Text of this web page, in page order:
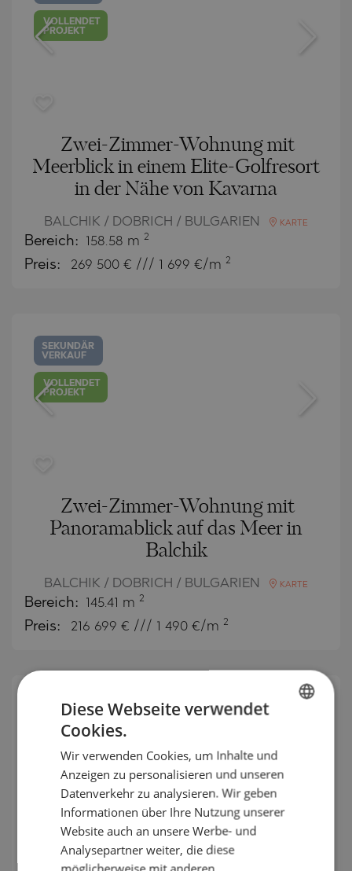
VOLLENDET
PROJEKT
Zwei-Zimmer-Wohnung mit
Meerblick in einem Elite-Golfresort
in der Nähe von Kavarna
BALCHIK / DOBRICH / BULGARIEN KARTE
Bereich: 158.58 m 2
Preis: 269 500 € /// 1 699 €/m 2
SEKUNDÄR
VERKAUF
VOLLENDET
PROJEKT
Zwei-Zimmer-Wohnung mit
Panoramablick auf das Meer in
Balchik
BALCHIK / DOBRICH / BULGARIEN KARTE
Bereich: 145.41 m 2
Preis: 216 699 € /// 1 490 €/m 2
SEKUNDÄR
VERKAUF
PROJEKT
ENGLISH
RUSSIAN
GERMAN
FRENCH
Diese Webseite verwendet
Cookies.
Wir verwenden Cookies, um Inhalte und
Anzeigen zu personalisieren und unseren
Datenverkehr zu analysieren. Wir geben
Informationen über Ihre Nutzung unserer
Website auch an unsere Werbe- und
Analysepartner weiter, die diese